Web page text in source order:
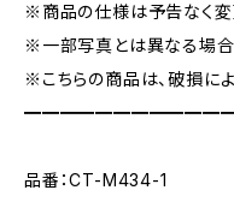
※商品の仕様は予告なく変
※一部写真とは異なる場合
※こちらの商品は、破損に
品番：CT-M434-1